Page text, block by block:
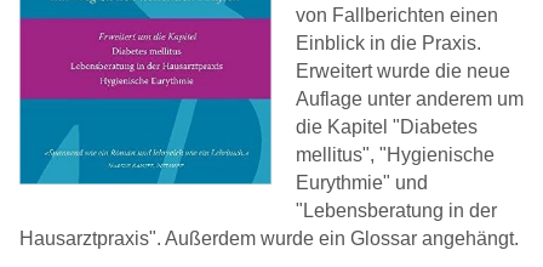
von Fallberichten einen
Einblick in die Praxis.
Erweitert wurde die neue
Auflage unter anderem um
die Kapitel "Diabetes
mellitus", "Hygienische
Eurythmie" und
"Lebensberatung in der
Hausarztpraxis". Außerdem wurde ein Glossar angehängt.